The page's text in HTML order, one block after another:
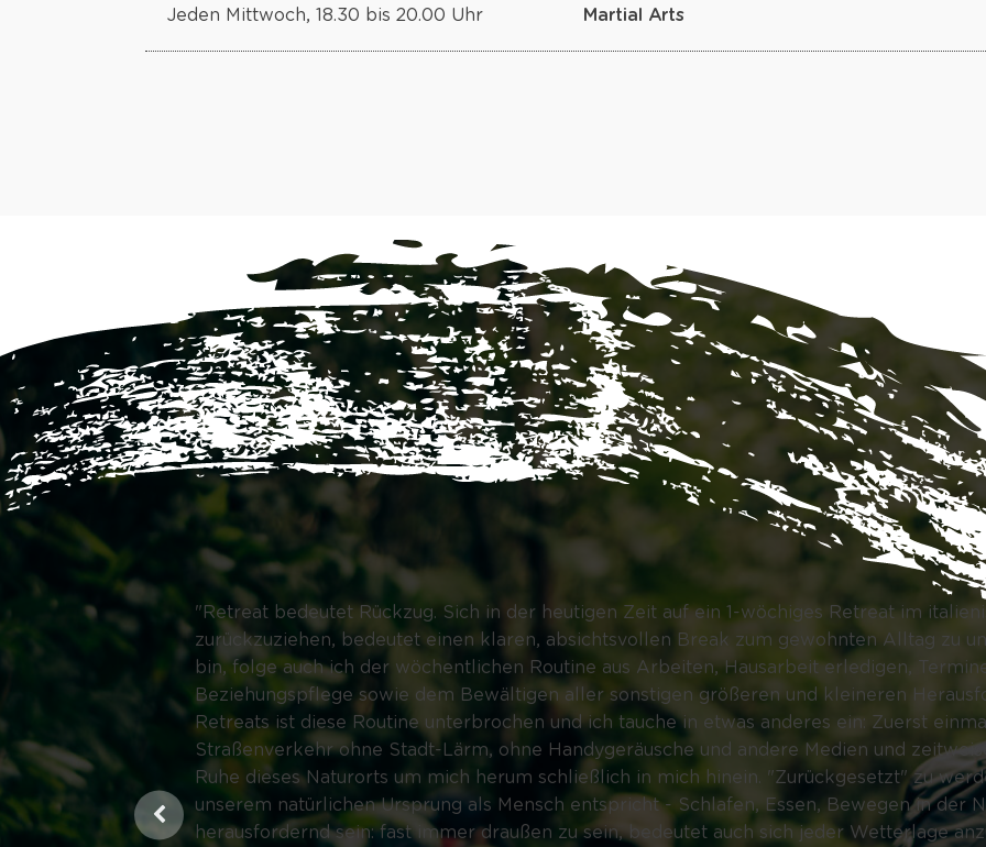
Jeden Mittwoch, 18.30 bis 20.00 Uhr
Martial Arts
"Retreat bedeutet Rückzug. Sich in der heutigen Zeit auf ein 1-wöchiges Retreat im
zurückzuziehen, bedeutet einen klaren, absichtsvollen Break zum gewohnten Alltag zu
bin, folge auch ich der wöchentlichen Routine aus Arbeiten, Hausarbeit erledigen,
Beziehungspflege sowie dem Bewältigen aller sonstigen größeren und kleineren
Retreats ist diese Routine unterbrochen und ich tauche in etwas anderes ein: Zuerst
Straßenverkehr ohne Stadt-Lärm, ohne Handygeräusche und andere Medien und
Ruhe dieses Naturorts um mich herum schließlich in mich hinein. "Zurückgesetzt" zu
unserem natürlichen Ursprung als Mensch entspricht - Schlafen, Essen, Bewegen in der
herausfordernd sein: fast immer draußen zu sein, bedeutet auch sich jeder Wetterlage